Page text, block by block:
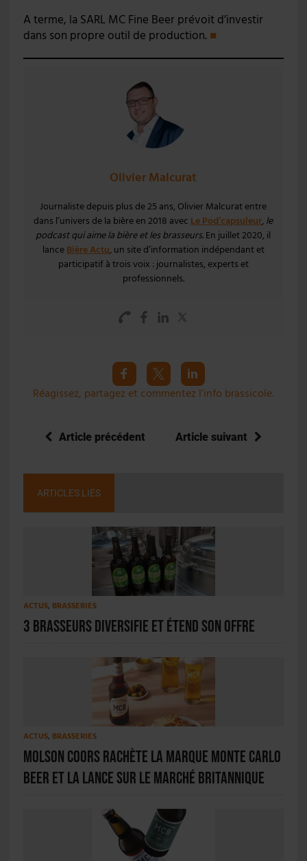
A terme, la SARL MC Fine Beer prévoit d’investir
dans son propre outil de production. ■
Olivier Malcurat
Journaliste depuis plus de 25 ans, Olivier Malcurat entre
dans l’univers de la bière en 2018 avec Le Pod’capsuleur, le
podcast qui aime la bière et les brasseurs. En juillet 2020, il
lance Bière Actu, un site d’information indépendant et
participatif à trois voix : journalistes, experts et
professionnels.
Réagissez, partagez et commentez l’info brassicole.
Article précédent Article suivant
ARTICLES LIÉS
ACTUS, BRASSERIES
3 Brasseurs diversifie et étend son offre
ACTUS, BRASSERIES
Molson Coors rachète la marque Monte Carlo
Beer et la lance sur le marché britannique